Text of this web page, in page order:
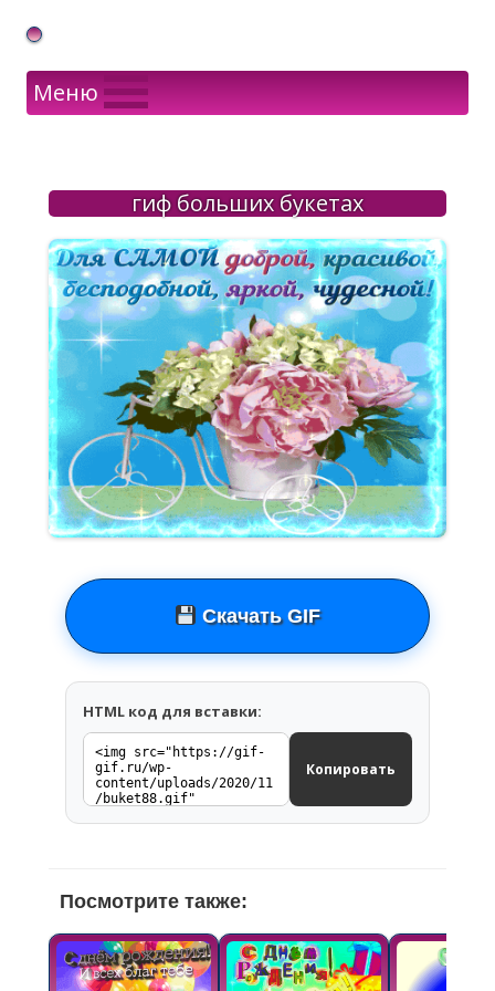
Gif Открытки в подарок
Меню
гиф больших букетах
Скачать GIF
HTML код для вставки:
Копировать
Посмотрите также: